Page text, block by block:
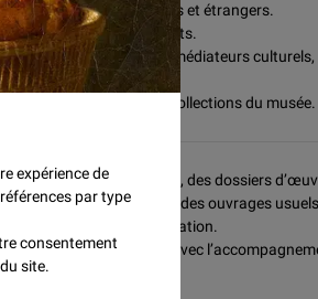
expérience de
par type
consentement
site.
des musées français et étrangers.
enseignants et étudiants.
culturels des musées (médiateurs culturels,
intéressée par les collections du musée.
sur place uniquement, des dossiers
thématique et des ouvrages usuels
dans la salle de consultation.
personnalisée, avec